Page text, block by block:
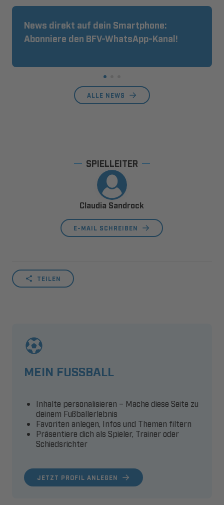
News direkt auf dein Smartphone:
Abonniere den BFV-WhatsApp-Kanal!
ALLE NEWS
SPIELLEITER
Claudia Sandrock
E-MAIL SCHREIBEN
TEILEN
MEIN FUSSBALL
JETZT PROFIL ANLEGEN
Inhalte personalisieren – Mache diese Seite zu
deinem Fußballerlebnis
Favoriten anlegen, Infos und Themen filtern
Präsentiere dich als Spieler, Trainer oder
Schiedsrichter